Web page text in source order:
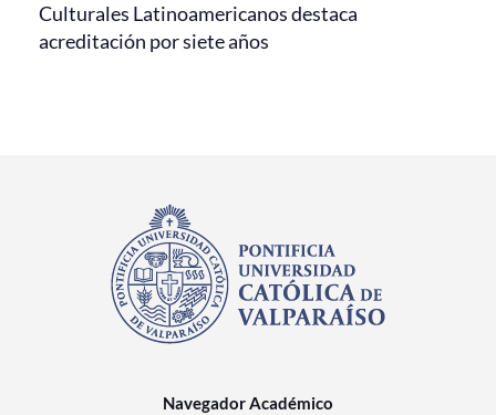
Culturales Latinoamericanos destaca
acreditación por siete años
Navegador Académico